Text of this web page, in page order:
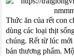
Thức ăn của rết con
dùng các loại thịt
chúng. Rết từ lúc
bán thương phẩm.